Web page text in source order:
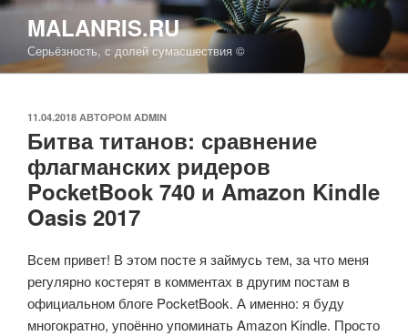
Перейти
содержимому
MALANRIS.RU
Серьёзность, с долей сумасшествия ©
ОПУБЛИКОВАНО
11.04.2018 АВТОРОМ ADMIN
Битва титанов: сравнение
флагманских ридеров
PocketBook 740 и Amazon Kindle
Oasis 2017
Всем привет! В этом посте я займусь тем, за что меня
регулярно костерят в комментах в другим постам в
официальном блоге PocketBook. А именно: я буду
многократно, упоённо упоминать Amazon Kindle. Просто